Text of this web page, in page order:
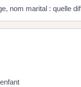
nom marital : quelle